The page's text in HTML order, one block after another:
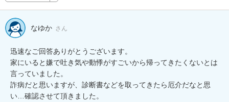
なゆか さん
迅速なご回答ありがとうございます。
家にいると嫌で吐き気や動悸がすごいから帰ってきたくないとは
言っていました。
詐病だと思いますが、診断書などを取ってきたら厄介だなと思
い…確認させて頂きました。